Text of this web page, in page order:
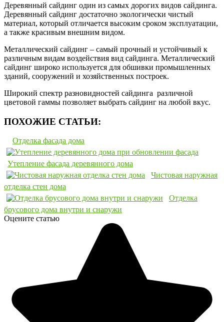
Деревянный сайдинг один из самых дорогих видов сайдинга.
Деревянный сайдинг достаточно экологически чистый
материал, который отличается высоким сроком эксплуатации,
а также красивым внешним видом.
Металлический сайдинг – самый прочный и устойчивый к
различным видам воздействия вид сайдинга. Металлический
сайдинг широко используется для обшивки промышленных
зданий, сооружений и хозяйственных построек.
Широкий спектр разновидностей сайдинга различной
цветовой гаммы позволяет выбрать сайдинг на любой вкус.
ПОХОЖИЕ СТАТЬИ:
Отделка фасада дома
Утепление фасада деревянного дома
Чистовая наружная
отделка стен дома
Отделка
брусового дома внутри и снаружи
Оцените статью